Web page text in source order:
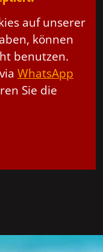
auf unserer
können
benutzen.
WhatsApp
Sie die